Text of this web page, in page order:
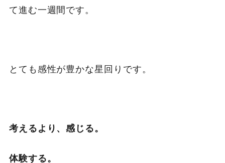
て進む一週間です。
とても感性が豊かな星回りです。
考えるより、感じる。
体験する。